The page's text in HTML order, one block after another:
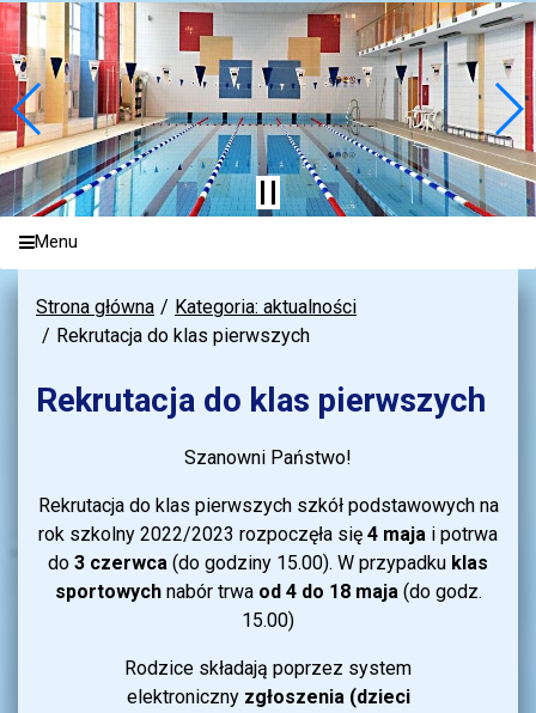
Menu
Strona główna
Kategoria: aktualności
Rekrutacja do klas pierwszych
Rekrutacja do klas pierwszych
Szanowni Państwo!
Rekrutacja do klas pierwszych szkół podstawowych na
rok szkolny 2022/2023 rozpoczęła się 4 maja i potrwa
do 3 czerwca (do godziny 15.00). W przypadku klas
sportowychnabór trwa od 4 do 18 maja(do godz.
15.00)
Rodzice składają poprzez system
elektroniczny zgłoszenia (dzieci